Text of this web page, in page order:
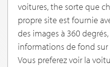
voitures, the sorte que
propre site est fournie
des images à 360
informations de fond
Vous preferez voir la